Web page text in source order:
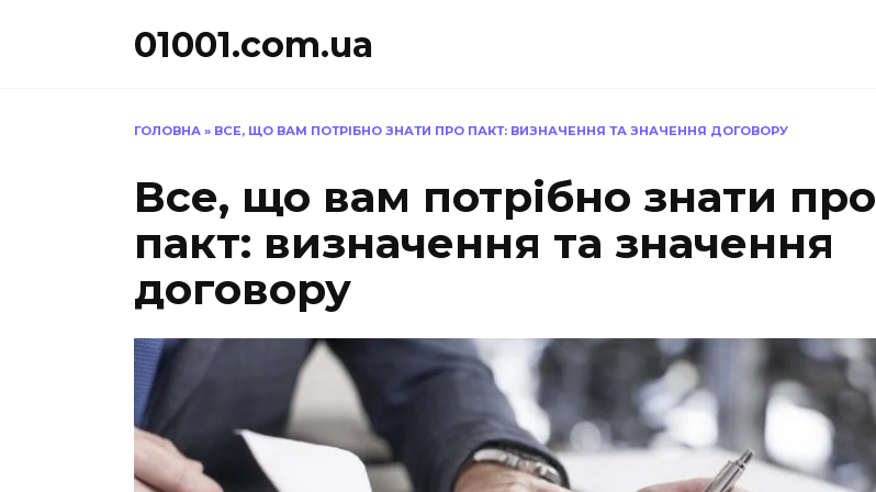
01001.com.ua
ГОЛОВНА » ВСЕ, ЩО ВАМ ПОТРІБНО ЗНАТИ ПРО ПАКТ: ВИЗНАЧЕННЯ ТА ЗНАЧЕННЯ ДОГОВОРУ
Все, що вам потрібно знати про
пакт: визначення та значення
договору